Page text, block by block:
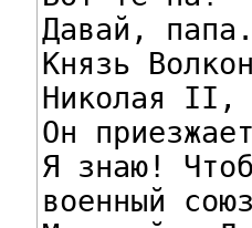
Давай,
Князь
Николая II,
Он
Я знаю!
военный